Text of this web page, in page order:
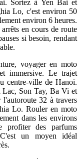
se rendre à lavallée
260 km de Hanoi,
bus pour Tu Le sont
routières de Hanoi,
Nghia. Ces gares
ce qui facilite la
vous arriverez à Tu
amplement de temps
ceux qui recherchent
une voiture privée ou
En partant du centre-
pont Thang Long et
Sortez à Yen Bai et
Lo, c'est environ 50
environ 6 heures.